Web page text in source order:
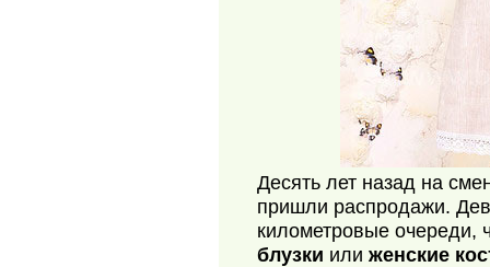
Десять лет назад на
пришли распродажи.
километровые очереди,
блузки или женские